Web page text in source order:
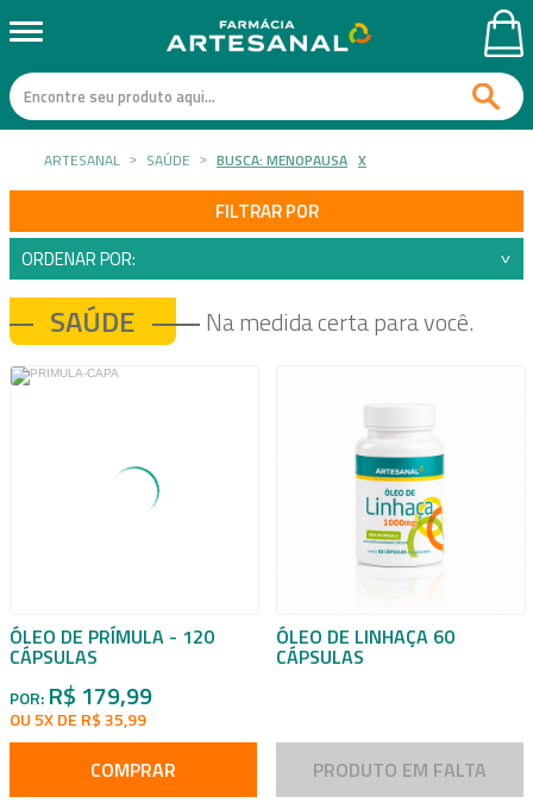
ARTESANAL SAÚDE BUSCA: MENOPAUSA X
FILTRAR POR
ORDENAR POR:
SAÚDE Na medida certa para você.
ÓLEO DE PRÍMULA - 120
CÁPSULAS
POR: R$ 179,99
OU 5X DE R$ 35,99
COMPRAR
ÓLEO DE LINHAÇA 60
CÁPSULAS
PRODUTO EM FALTA